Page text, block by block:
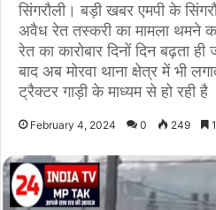
सिंगरौली। बड़ी खबर एमपी के
अवैध रेत तस्करी का मामला थमने
रेत का कारोबार दिनों दिन बढ़ता
बाद अब मोरवा थाना क्षेत्र में भी
ट्रैक्टर गाड़ी के माध्यम से हो रही है
February 4, 2024 0 249